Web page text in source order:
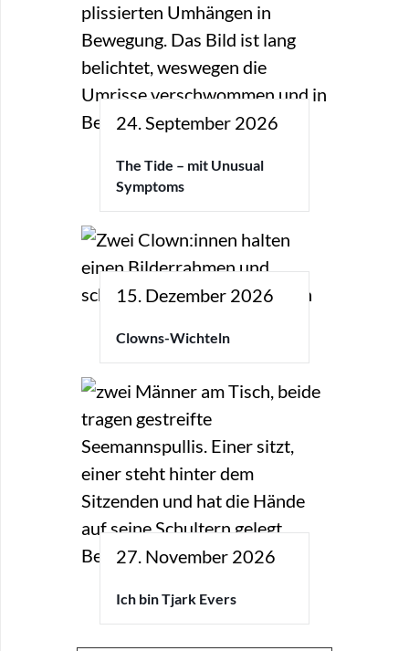
24. September 2026
The Tide – mit Unusual
Symptoms
15. Dezember 2026
Clowns-Wichteln
27. November 2026
Ich bin Tjark Evers